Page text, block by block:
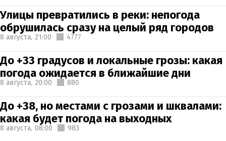
Улицы превратились в реки: непогода
обрушилась сразу на целый ряд городов
8 августа, 21:00 4777
До +33 градусов и локальные грозы: какая
погода ожидается в ближайшие дни
8 августа, 20:00 880
До +38, но местами с грозами и шквалами:
какая будет погода на выходных
8 августа, 08:00 983